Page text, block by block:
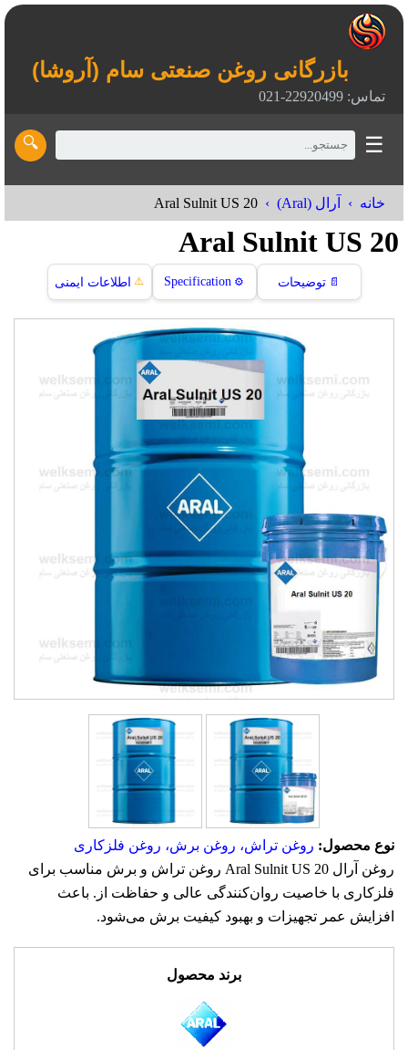
بازرگانی روغن صنعتی سام (آروشا)
تماس: 22920499-021
☰
🔍
خانه آرال (Aral) Aral Sulnit US 20
Aral Sulnit US 20
📄 توضیحات ⚙️
Specification
⚠️ اطلاعات ایمنی
نوع محصول: روغن تراش، روغن برش، روغن فلزکاری
روغن آرال Aral Sulnit US 20 روغن تراش و برش مناسب برای
فلزکاری با خاصیت روان‌کنندگی عالی و حفاظت از. باعث
افزایش عمر تجهیزات و بهبود کیفیت برش می‌شود.
برند محصول